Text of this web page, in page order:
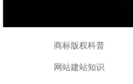
商标版权科普
网站建站知识